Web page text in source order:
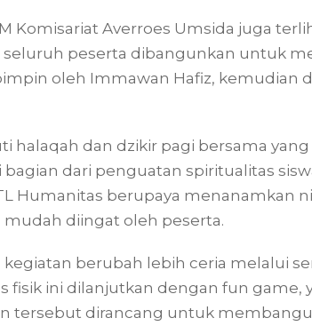
Komisariat Averroes Umsida juga
seluruh peserta dibangunkan untuk
oleh Immawan Hafiz, kemudian
halaqah dan dzikir pagi bersama
bagian dari penguatan spiritualitas
Humanitas berupaya menanamkan
diingat oleh peserta.
kegiatan berubah lebih ceria melalui
fisik ini dilanjutkan dengan fun game,
tersebut dirancang untuk